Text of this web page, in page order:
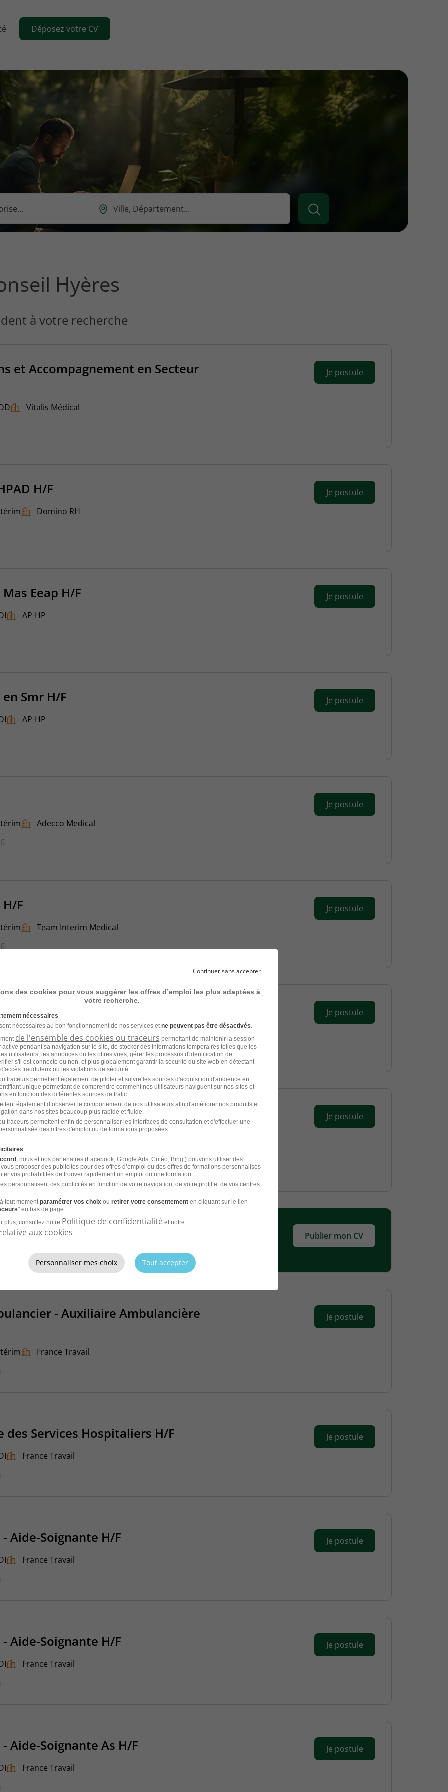
Déposez votre CV
Ou
ce
?
Hyères
à votre recherche
et Accompagnement en Secteur
Vitalis Médical
Je postule
H/F
Domino RH
Je postule
Eeap H/F
AP-HP
Je postule
Smr H/F
AP-HP
Je postule
Adecco Medical
Je postule
F
Team Interim Medical
Je postule
Team Interim Medical
Je postule
Adultes- Soins Techniques
et Médico-Social H/F
AP-HP
Je postule
et laissez les recruteurs venir à
Publier mon CV
- Auxiliaire Ambulancière
France Travail
Je postule
des Services Hospitaliers H/F
France Travail
Je postule
Aide-Soignante H/F
France Travail
Je postule
Aide-Soignante H/F
France Travail
Je postule
Aide-Soignante As H/F
France Travail
Je postule
Continuer sans accepter
des cookies pour vous suggérer les offres d’emploi les plus adaptées à
votre recherche.
nécessaires
nécessaires au bon fonctionnement de nos services et ne peuvent pas être désactivés
de l'ensemble des cookies ou traceurs permettant de maintenir la session
active pendant sa navigation sur le site, de stocker des informations temporaires telles que les
utilisateurs, les annonces ou les offres vues, gérer les processus d'identification de
s'il est connecté ou non, et plus globalement garantir la sécurité du site web en détectant
frauduleux ou les violations de sécurité.
traceurs permettent également de piloter et suivre les sources d'acquisition d'audience en
unique permettant de comprendre comment nos utilisateurs naviguent sur nos sites et
en fonction des différentes sources de trafic.
également d’observer le comportement de nos utilisateurs afin d'améliorer nos produits et
dans nos sites beaucoup plus rapide et fluide.
traceurs permettent enfin de personnaliser les interfaces de consultation et d'effectuer une
des offres d'emploi ou de formations proposées.
, nous et nos partenaires (Facebook, Google Ads, Critéo, Bing,) pouvons utiliser des
proposer des publicités pour des offres d’emploi ou des offres de formations personnalisés
vos probabilités de trouver rapidement un emploi ou une formation.
personnalisent ces publicités en fonction de votre navigation, de votre profil et de vos centres
tout moment paramétrer vos choixou retirer votre consentementen cliquant sur le lien
" en bas de page.
plus, consultez notre Politique de confidentialité et notre
aux cookies
Personnaliser mes choix Tout accepter